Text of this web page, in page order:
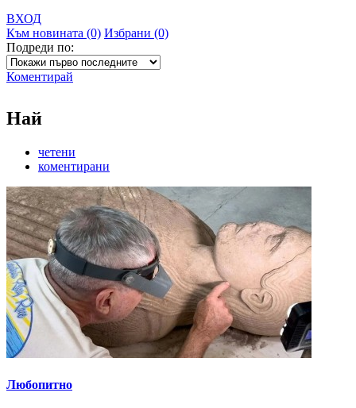
ВХОД
Към новината (0) Избрани (0)
Подреди по:
Коментирай
Най
четени
коментирани
Любопитно